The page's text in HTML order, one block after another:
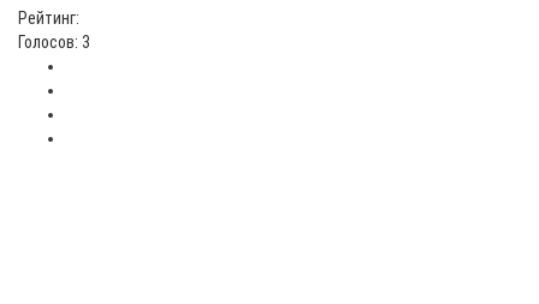
Рейтинг:
Голосов: 3